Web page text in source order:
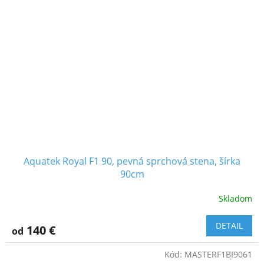
Aquatek Royal F1 90, pevná sprchová stena, šírka
90cm
Skladom
od 140 € DETAIL
Kód: MASTERF1BI9061